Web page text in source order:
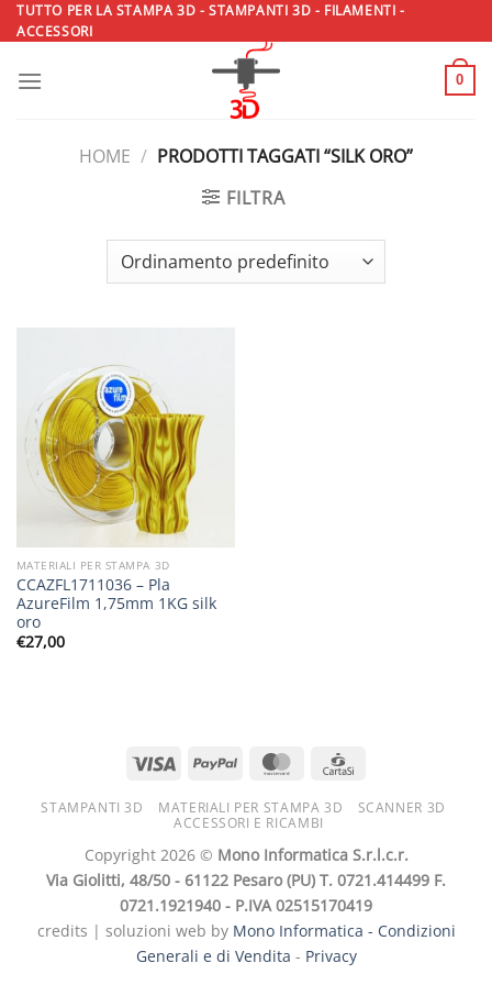
Salta
ai
TUTTO PER LA STAMPA 3D - STAMPANTI 3D - FILAMENTI -
ACCESSORI
0
HOME / PRODOTTI TAGGATI “SILK ORO”
FILTRA
MATERIALI PER STAMPA 3D
CCAZFL1711036 – Pla
AzureFilm 1,75mm 1KG silk
oro
€27,00
STAMPANTI 3D MATERIALI PER STAMPA 3D
SCANNER 3D
ACCESSORI E RICAMBI
Copyright 2026 © Mono Informatica S.r.l.c.r.
Via Giolitti, 48/50 - 61122 Pesaro (PU) T. 0721.414499 F.
0721.1921940 - P.IVA 02515170419
credits | soluzioni web by Mono Informatica - Condizioni
Generali e di Vendita - Privacy